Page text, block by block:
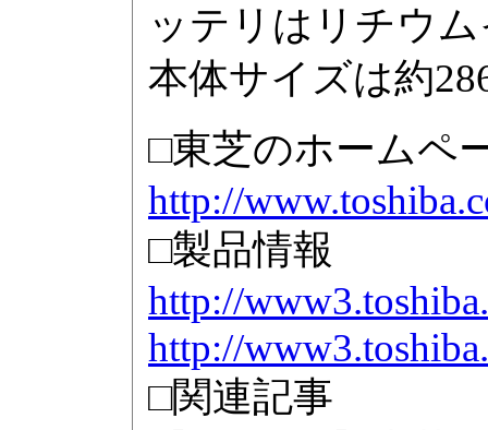
ッテリはリチウ
本体サイズは約
□東芝のホームペ
http://
□製品情報
http://
http://
□関連記事